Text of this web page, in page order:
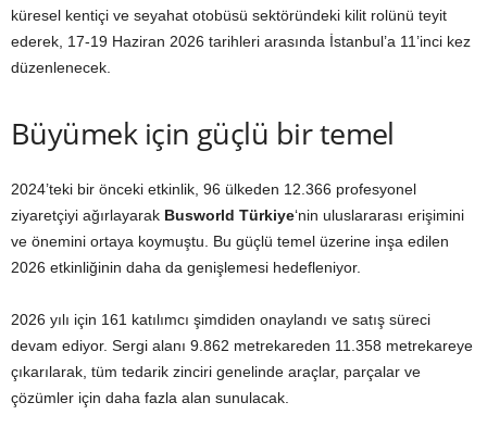
küresel kentiçi ve seyahat otobüsü sektöründeki kilit rolünü teyit
ederek, 17-19 Haziran 2026 tarihleri ​​arasında İstanbul’a 11’inci kez
düzenlenecek.
Büyümek için güçlü bir temel
2024’teki bir önceki etkinlik, 96 ülkeden 12.366 profesyonel
ziyaretçiyi ağırlayarak Busworld Türkiye‘nin uluslararası erişimini
ve önemini ortaya koymuştu. Bu güçlü temel üzerine inşa edilen
2026 etkinliğinin daha da genişlemesi hedefleniyor.
2026 yılı için 161 katılımcı şimdiden onaylandı ve satış süreci
devam ediyor. Sergi alanı 9.862 metrekareden 11.358 metrekareye
çıkarılarak, tüm tedarik zinciri genelinde araçlar, parçalar ve
çözümler için daha fazla alan sunulacak.